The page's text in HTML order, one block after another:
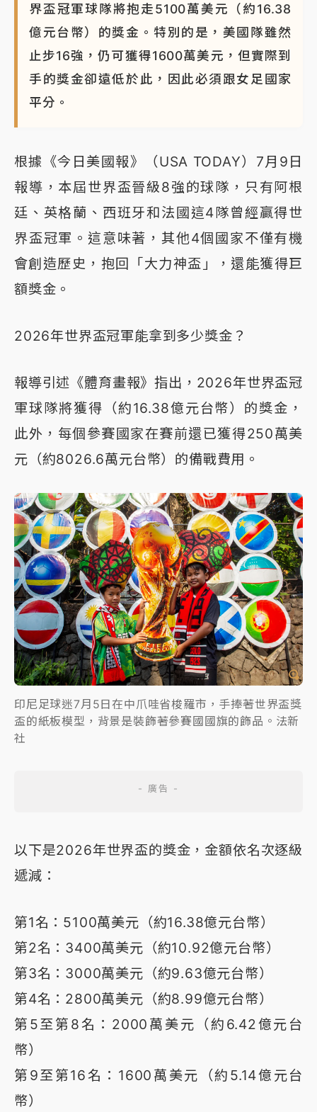
界盃冠軍球隊將抱走5100萬美元（約16.38
億元台幣）的獎金。特別的是，美國隊雖然
止步16強，仍可獲得1600萬美元，但實際到
手的獎金卻遠低於此，因此必須跟女足國家
平分。
根據《今日美國報》（USA TODAY）7月9日
報導，本屆世界盃晉級8強的球隊，只有阿根
廷、英格蘭、西班牙和法國這4隊曾經贏得世
界盃冠軍。這意味著，其他4個國家不僅有機
會創造歷史，抱回「大力神盃」，還能獲得巨
額獎金。
2026年世界盃冠軍能拿到多少獎金？
報導引述《體育畫報》指出，2026年世界盃冠
軍球隊將獲得（約16.38億元台幣）的獎金，
此外，每個參賽國家在賽前還已獲得250萬美
元（約8026.6萬元台幣）的備戰費用。
印尼足球迷7月5日在中爪哇省梭羅市，手捧著世界盃獎
盃的紙板模型，背景是裝飾著參賽國國旗的飾品。法新
社
以下是2026年世界盃的獎金，金額依名次逐級
遞減：
第1名：5100萬美元（約16.38億元台幣）
第2名：3400萬美元（約10.92億元台幣）
第3名：3000萬美元（約9.63億元台幣）
第4名：2800萬美元（約8.99億元台幣）
第5至第8名：2000萬美元（約6.42億元台
幣）
第9至第16名：1600萬美元（約5.14億元台
幣）